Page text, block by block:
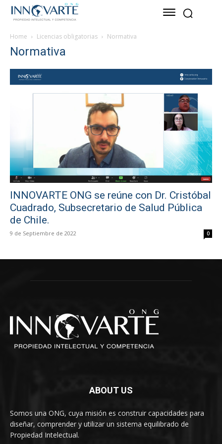
Home Licencias obligatorias Normativa
Normativa
INNOVARTE ONG se reúne con Dr. Cristóbal
Cuadrado, Subsecretario de Salud Pública
de Chile.
9 de Septiembre de 2022 0
ABOUT US
Somos una ONG, cuya misión es construir capacidades para
diseñar, comprender y utilizar un sistema equilibrado de
Propiedad Intelectual.